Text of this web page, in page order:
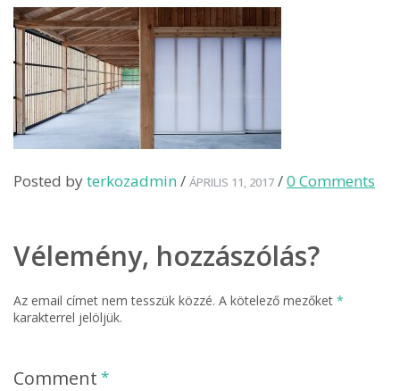
Posted byterkozadmin/ ÁPRILIS 11, 2017 /0 Comments
Vélemény, hozzászólás?
Az email címet nem tesszük közzé. A kötelező mezőket *
karakterrel jelöljük.
Comment *